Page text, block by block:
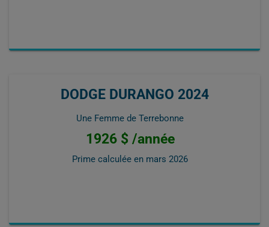
DODGE DURANGO 2024
Une Femme de Terrebonne
1926 $ /année
Prime calculée en mars 2026